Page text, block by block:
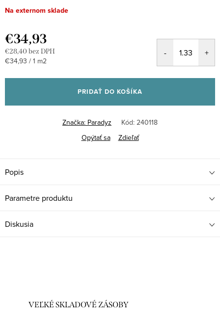
Na externom sklade
€34,93
€28,40 bez DPH
Jednotková
€34,93 / 1 m2
PRIDAŤ DO KOŠÍKA
Značka: Paradyz Kód: 240118
Opýtať sa
Zdieľať
Popis
Parametre produktu
Diskusia
VEĽKÉ SKLADOVÉ ZÁSOBY